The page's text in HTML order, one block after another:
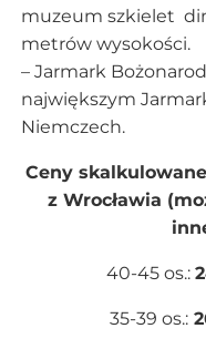
muzeum szkielet
metrów wysokości.
– Jarmark
największym
Niemczech.
Ceny
z Wrocławia
40-45 os.:
35-39 os.: